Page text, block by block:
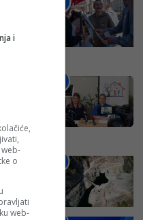
i
o
web-